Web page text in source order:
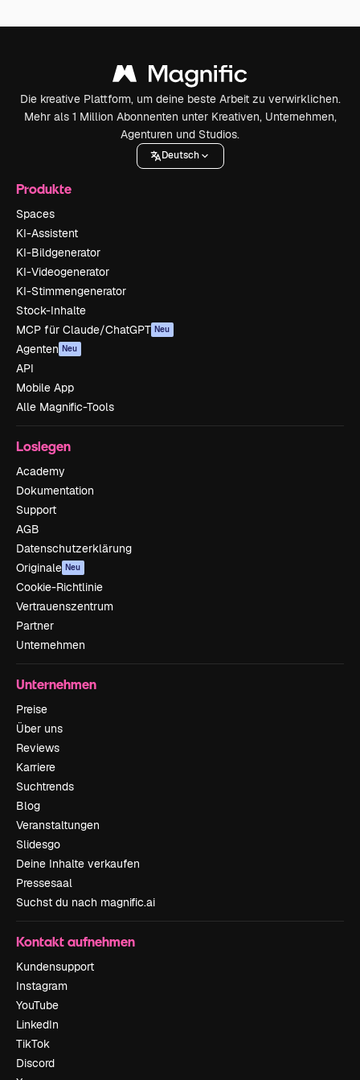
Die kreative Plattform, um deine beste Arbeit zu verwirklichen.
Mehr als 1 Million Abonnenten unter Kreativen, Unternehmen,
Agenturen und Studios.
Deutsch
Produkte
Spaces
KI-Assistent
KI-Bildgenerator
KI-Videogenerator
KI-Stimmengenerator
Stock-Inhalte
MCP für Claude/ChatGPT Neu
Agenten Neu
API
Mobile App
Alle Magnific-Tools
Loslegen
Academy
Dokumentation
Support
AGB
Datenschutzerklärung
Originale Neu
Cookie-Richtlinie
Vertrauenszentrum
Partner
Unternehmen
Unternehmen
Preise
Über uns
Reviews
Karriere
Suchtrends
Blog
Veranstaltungen
Slidesgo
Deine Inhalte verkaufen
Pressesaal
Suchst du nach magnific.ai
Kontakt aufnehmen
Kundensupport
Instagram
YouTube
LinkedIn
TikTok
Discord